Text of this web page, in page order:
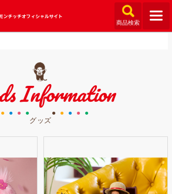
商品検索
● ● ● ● ●
Information
● ● ● ●
グッズ